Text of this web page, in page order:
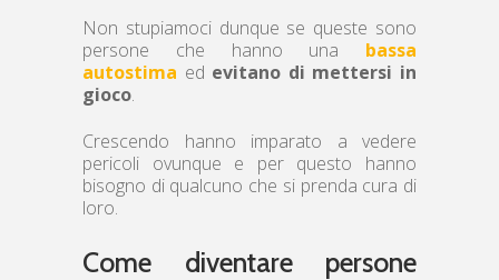
Non stupiamoci dunque se queste sono
persone che hanno una bassa
autostima ed evitano di mettersi in
gioco.
Crescendo hanno imparato a vedere
pericoli ovunque e per questo hanno
bisogno di qualcuno che si prenda cura di
loro.
Come diventare persone